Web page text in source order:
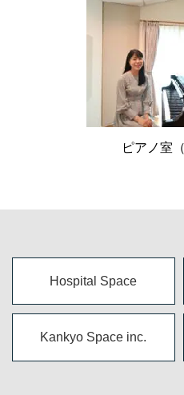
ピアノ室
Hospital Space
Kankyo Space inc.